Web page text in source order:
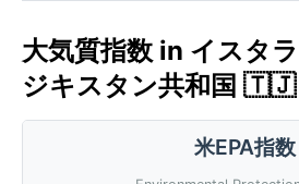
大気質指数 in イスタ
ジキスタン共和国
米EPA指数